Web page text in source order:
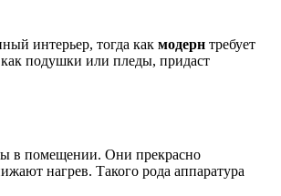
интерьер, тогда как модерн требует
подушки или пледы, придаст
в помещении. Они прекрасно
нагрев. Такого рода аппаратура